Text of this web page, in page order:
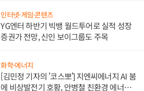
인터넷·게임·콘텐츠
YG엔터 하반기 빅뱅 월드투어로 실적 성장
증권가 전망, 신인 보이그룹도 주목
화학·에너지
[김민정 기자의 '코스뽀'] 지엔씨에너지 AI 붐
에 비상발전기 호황, 안병철 친환경 에너지